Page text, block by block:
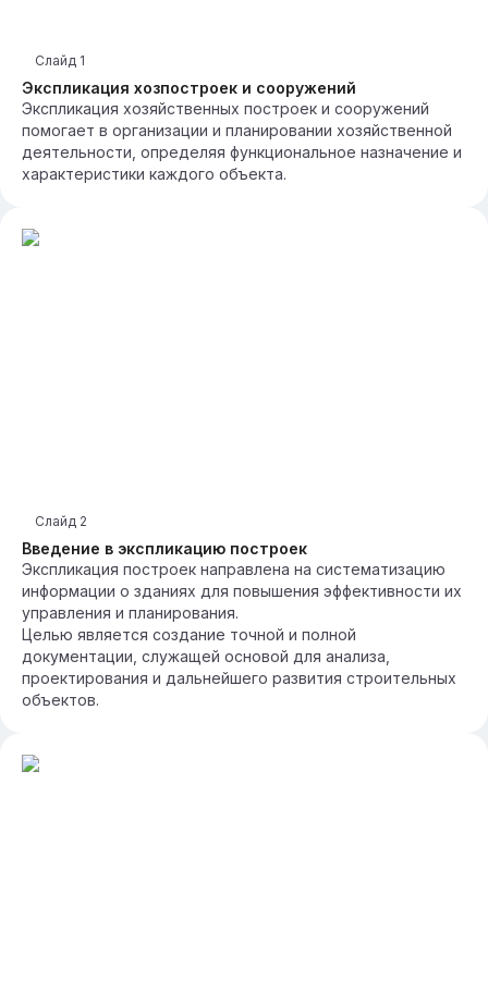
Экспликация хозпостроек и сооружений
Слайд 1
Экспликация хозяйственных построек и сооружений
помогает в организации и планировании хозяйственной
деятельности, определяя функциональное назначение и
характеристики каждого объекта.
Введение в экспликацию построек
Слайд 2
Экспликация построек направлена на систематизацию
информации о зданиях для повышения эффективности их
управления и планирования.
Целью является создание точной и полной
документации, служащей основой для анализа,
проектирования и дальнейшего развития строительных
объектов.